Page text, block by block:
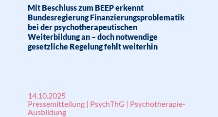
Mit Beschluss zum BEEP erkennt
Bundesregierung Finanzierungsproblematik
bei der psychotherapeutischen
Weiterbildung an – doch notwendige
gesetzliche Regelung fehlt weiterhin
14.10.2025
Pressemitteilung | PsychThG | Psychotherapie-
Ausbildung